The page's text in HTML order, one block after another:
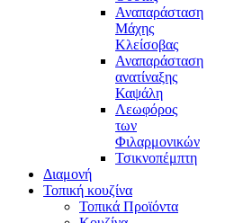
Αναπαράσταση
Μάχης
Κλείσοβας
Αναπαράσταση
ανατίναξης
Καψάλη
Λεωφόρος
των
Φιλαρμονικών
Τσικνοπέμπτη
Διαμονή
Τοπική κουζίνα
Τοπικά Προϊόντα